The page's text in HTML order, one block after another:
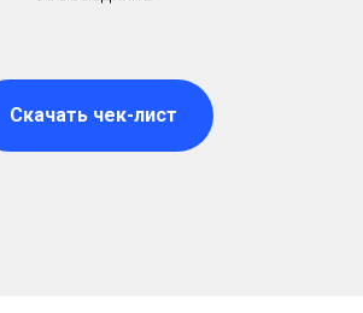
Скачать чек-лист